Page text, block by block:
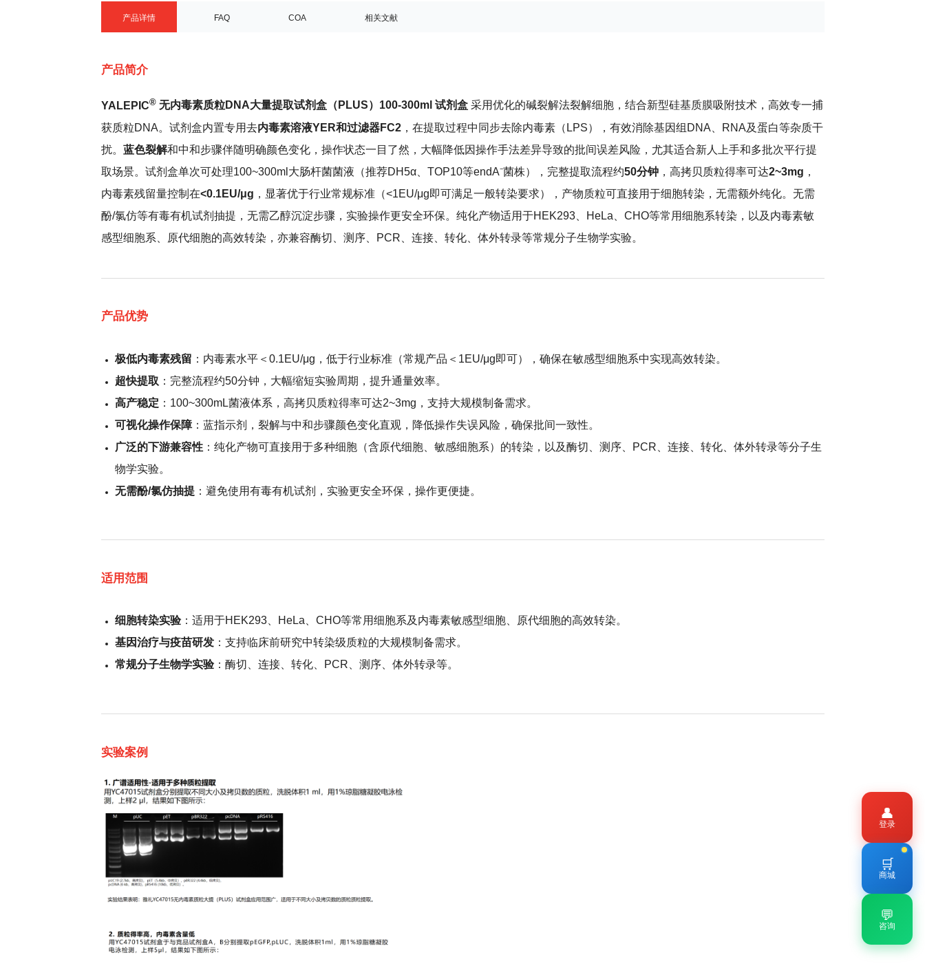
产品详情 FAQ COA 相关文献
产品简介
YALEPIC® 无内毒素质粒DNA大量提取试剂盒（PLUS）100-300ml 试剂盒 采用优化的碱裂解法裂解细胞，结合新型硅基质膜吸附技术，高效专一捕
获质粒DNA。试剂盒内置专用去内毒素溶液YER和过滤器FC2，在提取过程中同步去除内毒素（LPS），有效消除基因组DNA、RNA及蛋白等杂质干
扰。 蓝色裂解和中和步骤伴随明确颜色变化，操作状态一目了然，大幅降低因操作手法差异导致的批间误差风险，尤其适合新人上手和多批次平行提
取场景。 试剂盒单次可处理100~300ml大肠杆菌菌液（推荐DH5α、TOP10等endA⁻菌株），完整提取流程约50分钟，高拷贝质粒得率可达2~3mg ，
内毒素残留量控制在<0.1EU/μg ，显著优于行业常规标准（<1EU/μg即可满足一般转染要求），产物质粒可直接用于细胞转染，无需额外纯化。 无需
酚/氯仿等有毒有机试剂抽提，无需乙醇沉淀步骤，实验操作更安全环保。纯化产物适用于HEK293、HeLa、CHO等常用细胞系转染，以及内毒素敏
感型细胞系、原代细胞的高效转染，亦兼容酶切、测序、PCR、连接、转化、体外转录等常规分子生物学实验。
产品优势
极低内毒素残留 ：内毒素水平＜0.1EU/μg，低于行业标准（常规产品＜1EU/μg即可），确保在敏感型细胞系中实现高效转染。
超快提取 ：完整流程约50分钟，大幅缩短实验周期，提升通量效率。
高产稳定 ：100~300mL菌液体系，高拷贝质粒得率可达2~3mg，支持大规模制备需求。
可视化操作保障：蓝指示剂，裂解与中和步骤颜色变化直观，降低操作失误风险，确保批间一致性。
广泛的下游兼容性：纯化产物可直接用于多种细胞（含原代细胞、敏感细胞系）的转染，以及酶切、测序、PCR、连接、转化、体外转录等分子生
物学实验。
无需酚/氯仿抽提：避免使用有毒有机试剂，实验更安全环保，操作更便捷。
适用范围
细胞转染实验：适用于HEK293、HeLa、CHO等常用细胞系及内毒素敏感型细胞、原代细胞的高效转染。
基因治疗与疫苗研发：支持临床前研究中转染级质粒的大规模制备需求。
常规分子生物学实验：酶切、连接、转化、PCR、测序、体外转录等。
实验案例
👤
登录
🛒
商城
💬
咨询